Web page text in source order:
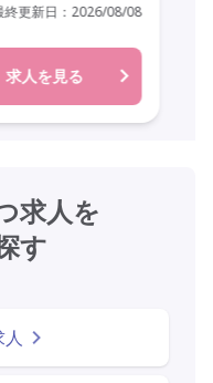
終更新日： 2026/08/08
求人を見る
求人を
す